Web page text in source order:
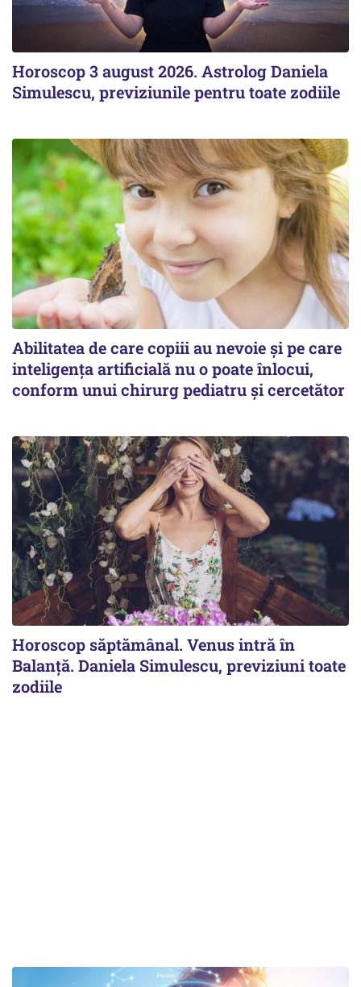
Horoscop 3 august 2026. Astrolog Daniela
Simulescu, previziunile pentru toate zodiile
Abilitatea de care copiii au nevoie și pe care
inteligența artificială nu o poate înlocui,
conform unui chirurg pediatru și cercetător
Horoscop săptămânal. Venus intră în
Balanță. Daniela Simulescu, previziuni toate
zodiile